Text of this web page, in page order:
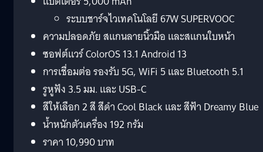
ระบบชาร์จไวเทคโนโลยี 67W SUPERVOOC
ความปลอดภัย สแกนลายนิ้วมือ และสแกนใบหน้า
ซอฟต์แวร์ ColorOS 13.1 Android 13
การเชื่อมต่อ รองรับ 5G, WiFi 5 และ Bluetooth 5.1
รูหูฟัง 3.5 มม. และ USB-C
สีให้เลือก 2 สี สีดำ Cool Black และ สีฟ้า Dreamy Blue
น้ำหนักตัวเครื่อง 192 กรัม
ราคา 10,990 บาท